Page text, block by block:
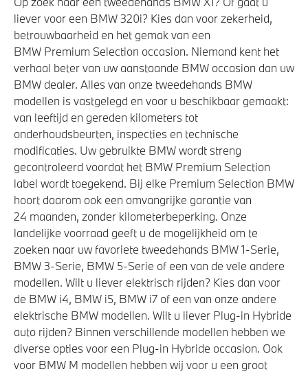
liever voor een BMW 320i? Kies dan voor zekerheid,
betrouwbaarheid en het gemak van een
BMW Premium Selection occasion. Niemand kent het
verhaal beter van uw aanstaande BMW occasion dan uw
BMW dealer. Alles van onze tweedehands BMW
modellen is vastgelegd en voor u beschikbaar gemaakt:
van leeftijd en gereden kilometers tot
onderhoudsbeurten, inspecties en technische
modificaties. Uw gebruikte BMW wordt streng
gecontroleerd voordat het BMW Premium Selection
label wordt toegekend. Bij elke Premium Selection BMW
hoort daarom ook een omvangrijke garantie van
24 maanden, zonder kilometerbeperking. Onze
landelijke voorraad geeft u de mogelijkheid om te
zoeken naar uw favoriete tweedehands BMW 1-Serie,
BMW 3-Serie, BMW 5-Serie of een van de vele andere
modellen. Wilt u liever elektrisch rijden? Kies dan voor
de BMW i4, BMW i5, BMW i7 of een van onze andere
elektrische BMW modellen. Wilt u liever Plug-in Hybride
auto rijden? Binnen verschillende modellen hebben we
diverse opties voor een Plug-in Hybride occasion. Ook
voor BMW M modellen hebben wij voor u een groot